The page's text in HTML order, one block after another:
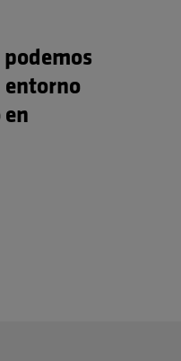
entorno
en